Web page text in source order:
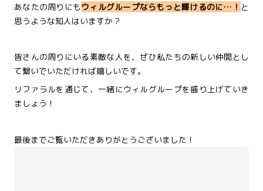
あなたの周りにも ウィルグループならもっと輝けるのに…！ と
思うような知人はいますか？
皆さんの周りにいる素敵な人を、ぜひ私たちの新しい仲間とし
て繋いでいただければ嬉しいです。
リファラルを通じて、一緒にウィルグループを盛り上げていき
ましょう！
最後までご覧いただきありがとうございました！